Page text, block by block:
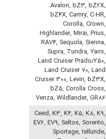
Avalon, bZ3, bZ2X,
bZ4X, Camry, C-HR,
Corolla, Crown,
Highlander, Mirai, Prius,
RAV4, Sequola, Sienna,
Supra, Tundra, Yaris,
Land Cruiser Prado/250,
Land Cruiser 70, Land
Cruiser 300, Levin, bZ3X,
bZ5, Corolla Cross,
Venza, Wildlander, GR86
Ceed, K3, K4, K5, K8, K9,
EV6, EV9, Seltos, Sorento,
Sportage, telluride,